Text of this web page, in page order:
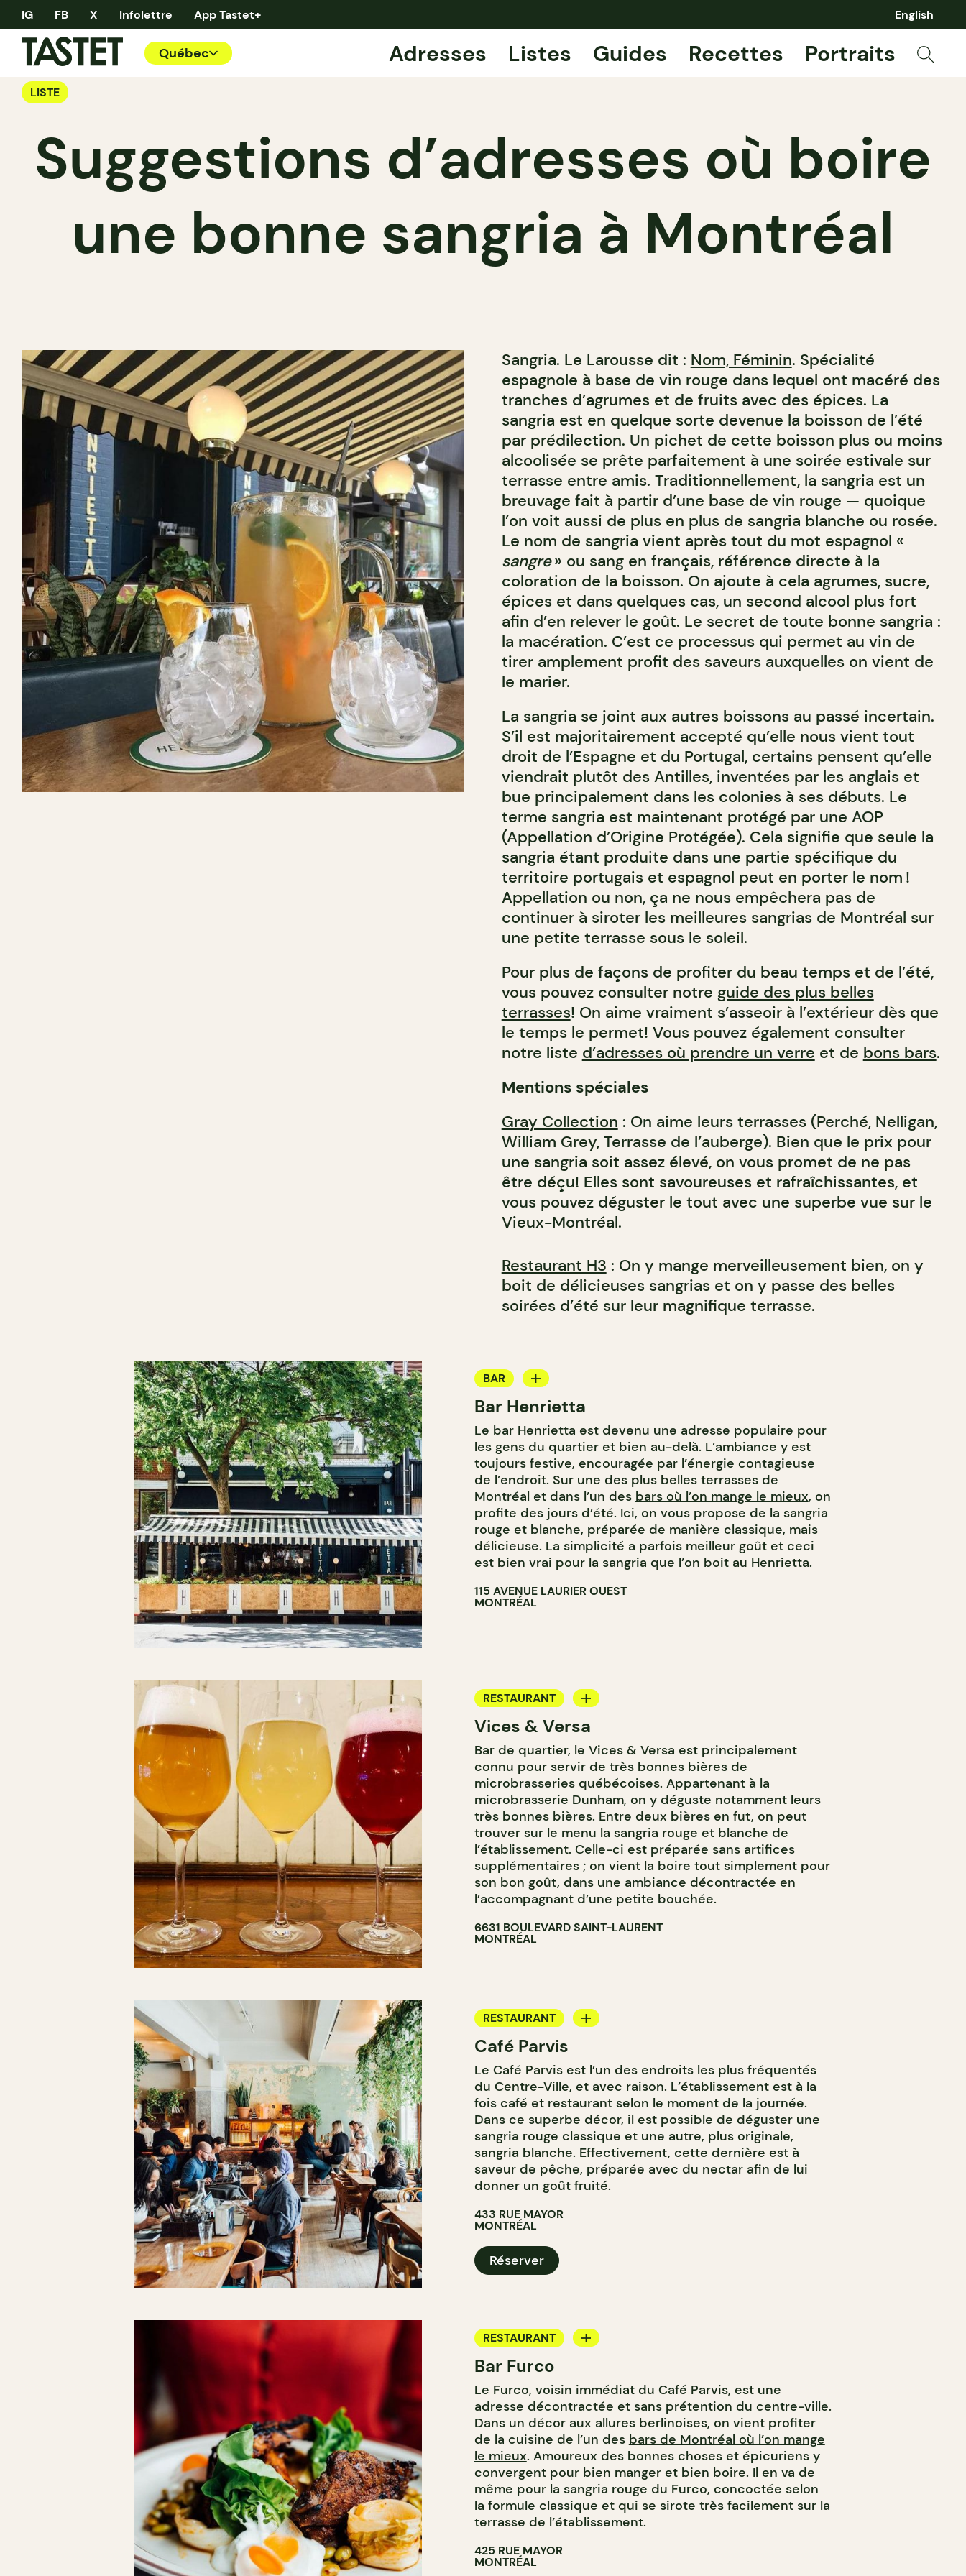
IG FB X Infolettre App Tastet+ English
Québec Adresses Listes Guides Recettes Portraits
LISTE
Suggestions d’adresses où boire
une bonne sangria à Montréal
Sangria. Le Larousse dit : Nom, Féminin. Spécialité
espagnole à base de vin rouge dans lequel ont macéré des
tranches d’agrumes et de fruits avec des épices. La
sangria est en quelque sorte devenue la boisson de l’été
par prédilection. Un pichet de cette boisson plus ou moins
alcoolisée se prête parfaitement à une soirée estivale sur
terrasse entre amis. Traditionnellement, la sangria est un
breuvage fait à partir d’une base de vin rouge — quoique
l’on voit aussi de plus en plus de sangria blanche ou rosée.
Le nom de sangria vient après tout du mot espagnol «
sangre» ou sang en français, référence directe à la
coloration de la boisson. On ajoute à cela agrumes, sucre,
épices et dans quelques cas, un second alcool plus fort
afin d’en relever le goût. Le secret de toute bonne sangria :
la macération. C’est ce processus qui permet au vin de
tirer amplement profit des saveurs auxquelles on vient de
le marier.
La sangria se joint aux autres boissons au passé incertain.
S’il est majoritairement accepté qu’elle nous vient tout
droit de l’Espagne et du Portugal, certains pensent qu’elle
viendrait plutôt des Antilles, inventées par les anglais et
bue principalement dans les colonies à ses débuts. Le
terme sangria est maintenant protégé par une AOP
(Appellation d’Origine Protégée). Cela signifie que seule la
sangria étant produite dans une partie spécifique du
territoire portugais et espagnol peut en porter le nom !
Appellation ou non, ça ne nous empêchera pas de
continuer à siroter les meilleures sangrias de Montréal sur
une petite terrasse sous le soleil.
Pour plus de façons de profiter du beau temps et de l’été,
vous pouvez consulter notre guide des plus belles
terrasses! On aime vraiment s’asseoir à l’extérieur dès que
le temps le permet! Vous pouvez également consulter
notre liste d’adresses où prendre un verre et de bons bars.
Mentions spéciales
Gray Collection : On aime leurs terrasses (Perché, Nelligan,
William Grey, Terrasse de l’auberge). Bien que le prix pour
une sangria soit assez élevé, on vous promet de ne pas
être déçu! Elles sont savoureuses et rafraîchissantes, et
vous pouvez déguster le tout avec une superbe vue sur le
Vieux-Montréal.
Restaurant H3 : On y mange merveilleusement bien, on y
boit de délicieuses sangrias et on y passe des belles
soirées d’été sur leur magnifique terrasse.
BAR
BAR À VIN
BAR À COCKTAIL
Bar Henrietta
Le bar Henrietta est devenu une adresse populaire pour
les gens du quartier et bien au-delà. L’ambiance y est
toujours festive, encouragée par l’énergie contagieuse
de l’endroit. Sur une des plus belles terrasses de
Montréal et dans l’un des bars où l’on mange le mieux, on
profite des jours d’été. Ici, on vous propose de la sangria
rouge et blanche, préparée de manière classique, mais
délicieuse. La simplicité a parfois meilleur goût et ceci
est bien vrai pour la sangria que l’on boit au Henrietta.
115 AVENUE LAURIER OUEST
MONTRÉAL
RESTAURANT
MICROBRASSERIE
Vices & Versa
Bar de quartier, le Vices & Versa est principalement
connu pour servir de très bonnes bières de
microbrasseries québécoises. Appartenant à la
microbrasserie Dunham, on y déguste notamment leurs
très bonnes bières. Entre deux bières en fut, on peut
trouver sur le menu la sangria rouge et blanche de
l’établissement. Celle-ci est préparée sans artifices
supplémentaires ; on vient la boire tout simplement pour
son bon goût, dans une ambiance décontractée en
l’accompagnant d’une petite bouchée.
6631 BOULEVARD SAINT-LAURENT
MONTRÉAL
RESTAURANT
CAFÉ
Café Parvis
Le Café Parvis est l’un des endroits les plus fréquentés
du Centre-Ville, et avec raison. L’établissement est à la
fois café et restaurant selon le moment de la journée.
Dans ce superbe décor, il est possible de déguster une
sangria rouge classique et une autre, plus originale,
sangria blanche. Effectivement, cette dernière est à
saveur de pêche, préparée avec du nectar afin de lui
donner un goût fruité.
433 RUE MAYOR
MONTRÉAL
Réserver
RESTAURANT
BAR
BAR À VIN
Bar Furco
Le Furco, voisin immédiat du Café Parvis, est une
adresse décontractée et sans prétention du centre-ville.
Dans un décor aux allures berlinoises, on vient profiter
de la cuisine de l’un des bars de Montréal où l’on mange
le mieux. Amoureux des bonnes choses et épicuriens y
convergent pour bien manger et bien boire. Il en va de
même pour la sangria rouge du Furco, concoctée selon
la formule classique et qui se sirote très facilement sur la
terrasse de l’établissement.
425 RUE MAYOR
MONTRÉAL